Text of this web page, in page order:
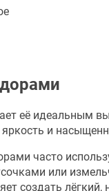
её идеальным
и
часто
или
создать